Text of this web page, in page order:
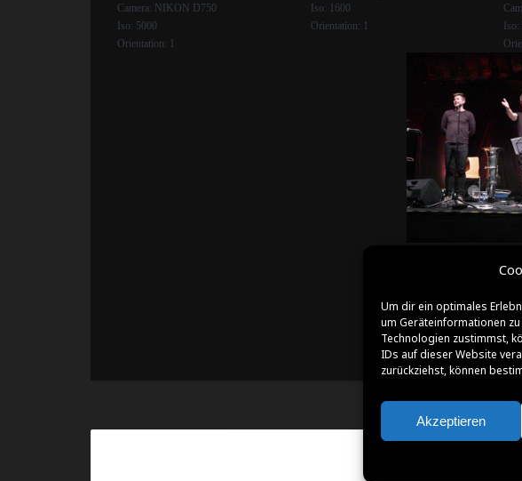
Um dir ein optimales
um Geräteinformationen
Technologien zustimmst,
IDs auf dieser Website
zurückziehst, können
Akzeptieren
Camera: NIKON D750
Iso: 5000
Orientation: 1
Iso: 1600
Orientation: 1
Iso: 1600
Orientation: 1